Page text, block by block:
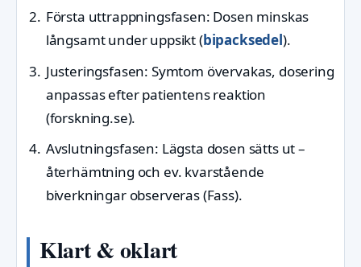
Första uttrappningsfasen: Dosen minskas
långsamt under uppsikt (bipacksedel).
Justeringsfasen: Symtom övervakas, dosering
anpassas efter patientens reaktion
(forskning.se).
Avslutningsfasen: Lägsta dosen sätts ut –
återhämtning och ev. kvarstående
biverkningar observeras (Fass).
Klart & oklart